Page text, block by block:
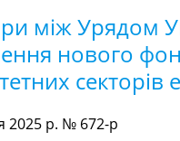
між Урядом
нового
секторів
2025 р. № 672-р